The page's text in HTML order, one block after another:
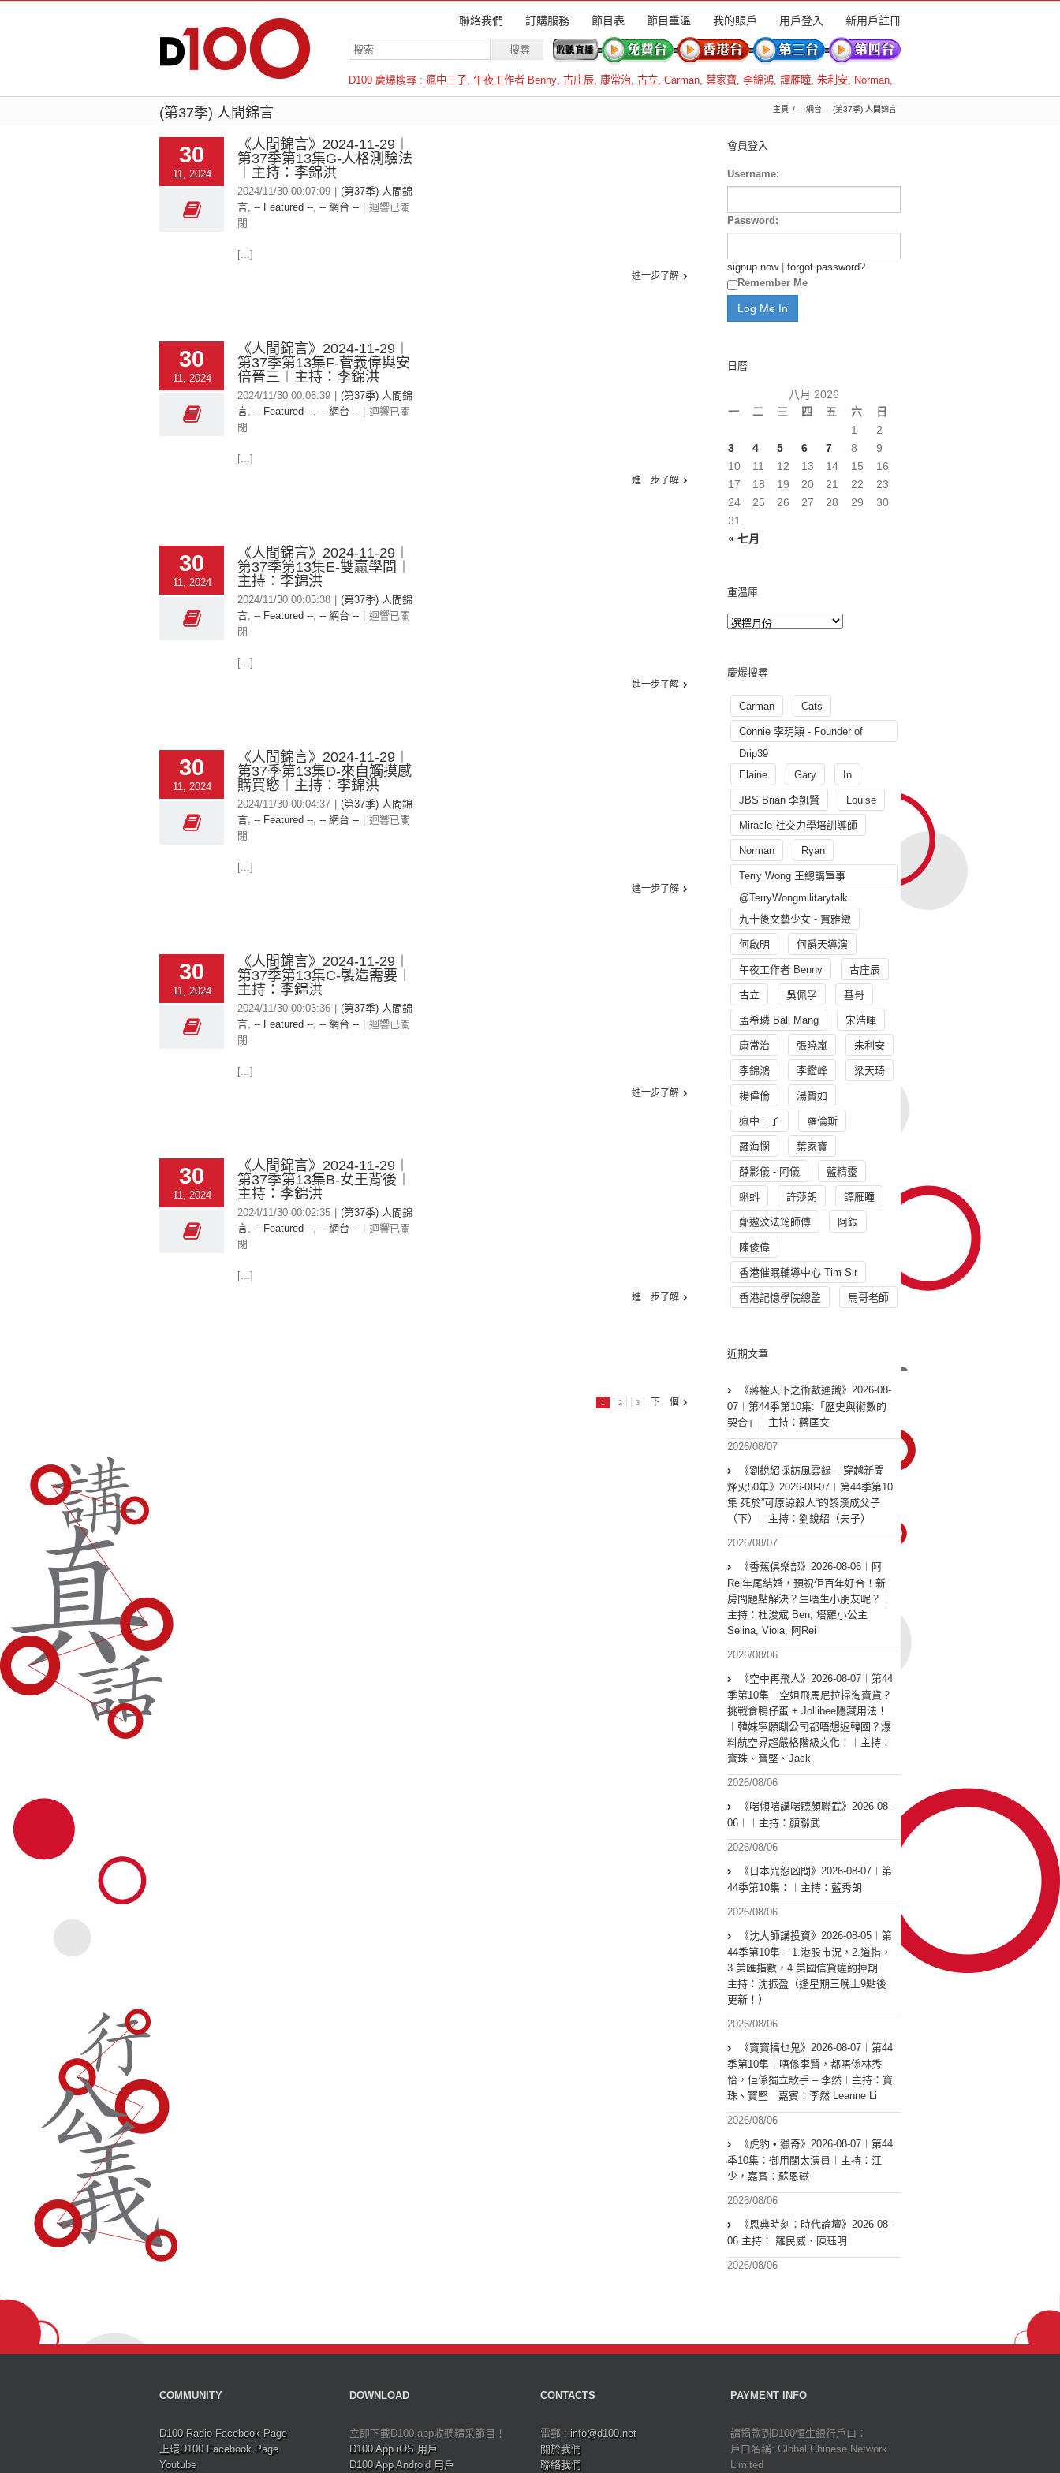
聯絡我們 訂購服務 節目表 節目重溫 我的賬戶 用戶登入 新用戶註冊
D100 慶爆搜尋 : 瘋中三子, 午夜工作者 Benny, 古庄辰, 康常治, 古立, Carman, 葉家寶, 李錦鴻, 譚雁瞳, 朱利安, Norman,
羅倫斯
(第37季) 人間錦言 主頁 -- 網台 -- (第37季) 人間錦言
30
11, 2024
《人間錦言》2024-11-29︱
第37季第13集G-人格測驗法
︱主持：李錦洪
2024/11/30 00:07:09
(第37季) 人間錦
言, -- Featured --, -- 網台 --
迴響已關
閉
[...]
進一步了解
30
11, 2024
《人間錦言》2024-11-29︱
第37季第13集F-菅義偉與安
倍晉三︱主持：李錦洪
2024/11/30 00:06:39
(第37季) 人間錦
言, -- Featured --, -- 網台 --
迴響已關
閉
[...]
進一步了解
30
11, 2024
《人間錦言》2024-11-29︱
第37季第13集E-雙贏學問︱
主持：李錦洪
2024/11/30 00:05:38
(第37季) 人間錦
言, -- Featured --, -- 網台 --
迴響已關
閉
[...]
進一步了解
30
11, 2024
《人間錦言》2024-11-29︱
第37季第13集D-來自觸摸感
購買慾︱主持：李錦洪
2024/11/30 00:04:37
(第37季) 人間錦
言, -- Featured --, -- 網台 --
迴響已關
閉
[...]
進一步了解
30
11, 2024
《人間錦言》2024-11-29︱
第37季第13集C-製造需要︱
主持：李錦洪
2024/11/30 00:03:36
(第37季) 人間錦
言, -- Featured --, -- 網台 --
迴響已關
閉
[...]
進一步了解
30
11, 2024
《人間錦言》2024-11-29︱
第37季第13集B-女王背後︱
主持：李錦洪
2024/11/30 00:02:35
(第37季) 人間錦
言, -- Featured --, -- 網台 --
迴響已關
閉
[...]
進一步了解
1 2 3 下一個
會員登入
Username:
Password:
signup now| forgot password?
Remember Me
日曆
八月 2026
一
二 三 四 五 六 日
« 七月
1
2
3
4 5 6 7 8
9
10
11 12 13 14 15
16
17
18 19 20 21 22
23
24
25 26 27 28 29
30
31
重溫庫
慶爆搜尋
Carman Cats
Connie 李玥穎 - Founder of
Drip39
Elaine
Gary In
JBS Brian 李凱賢 Louise
Miracle 社交力學培訓導師
Norman Ryan
Terry Wong 王總講軍事
@TerryWongmilitarytalk
九十後文藝少女 - 賈雅緻
何啟明 何爵天導演
午夜工作者 Benny 古庄辰
古立 吳佩孚 基哥
孟希璘 Ball Mang 宋浩暉
康常治 張曉嵐 朱利安
李錦鴻 李鑑峰 梁天琦
楊偉倫 湯寳如
瘋中三子 羅倫斯
羅海憫 葉家寶
薛影儀 - 阿儀 藍精靈
蝌蚪 許莎朗 譚雁瞳
鄭遨汶法筠師傅 阿銀
陳俊偉
香港催眠輔導中心 Tim Sir
香港記憶學院總監 馬哥老師
近期文章
《蔣權天下之術數通識》2026-08-
07︱第44季第10集:「歴史與術數的
契合」｜主持：蔣匡文
2026/08/07
《劉銳紹採訪風雲錄 – 穿越新聞
烽火50年》2026-08-07︱第44季第10
集 死於”可原諒殺人“的黎漢成父子
（下）︱主持：劉銳紹（夫子）
2026/08/07
《香蕉俱樂部》2026-08-06︱阿
Rei年尾結婚，預祝佢百年好合！新
房問題點解決？生唔生小朋友呢？︱
主持：杜浚斌 Ben, 塔羅小公主
Selina, Viola, 阿Rei
2026/08/06
《空中再飛人》2026-08-07︱第44
季第10集｜空姐飛馬尼拉掃淘寶貨？
挑戰食鴨仔蛋 + Jollibee隱藏用法！
︱韓妹寧願瞓公司都唔想返韓國？爆
料航空界超嚴格階級文化！︱主持：
寶珠、寶堅、Jack
2026/08/06
《啱傾啱講啱聽顏聯武》2026-08-
06︱︱主持：顏聯武
2026/08/06
《日本咒怨凶間》2026-08-07︱第
44季第10集：︱主持：藍秀朗
2026/08/06
《沈大師講投資》2026-08-05︱第
44季第10集 – 1.港股市況，2.道指，
3.美匯指數，4.美國信貸違約掉期︱
主持：沈振盈（逢星期三晚上9點後
更新！）
2026/08/06
《寶寶搞乜鬼》2026-08-07︱第44
季第10集︰唔係李賢，都唔係林秀
怡，佢係獨立歌手 – 李然︱主持：寶
珠、寶堅 嘉賓：李然 Leanne Li
2026/08/06
《虎豹 • 獵奇》2026-08-07︱第44
季10集：御用闊太演員︱主持：江
少，嘉賓：蘇恩磁
2026/08/06
《恩典時刻：時代論壇》2026-08-
06 主持： 羅民威、陳珏明
2026/08/06
COMMUNITY
D100 Radio Facebook Page
上環D100 Facebook Page
Youtube
DOWNLOAD
立即下載D100 app收聽精采節目！
D100 App iOS 用戶
D100 App Android 用戶
CONTACTS
電郵 : info@d100.net
關於我們
聯絡我們
PAYMENT INFO
請捐款到D100恒生銀行戶口：
戶口名稱: Global Chinese Network
Limited